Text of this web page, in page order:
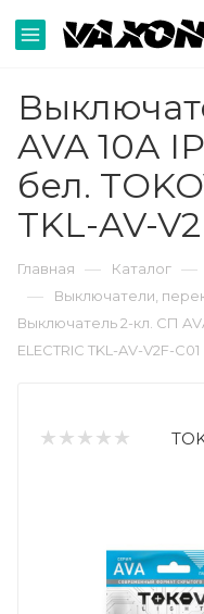
AVA 10А
бел.
TKL-AV-
Главная — Каталог —
— Выключатели,
Выключатель 2-кл. СП
ELECTRIC TKL-AV-V2F-C01